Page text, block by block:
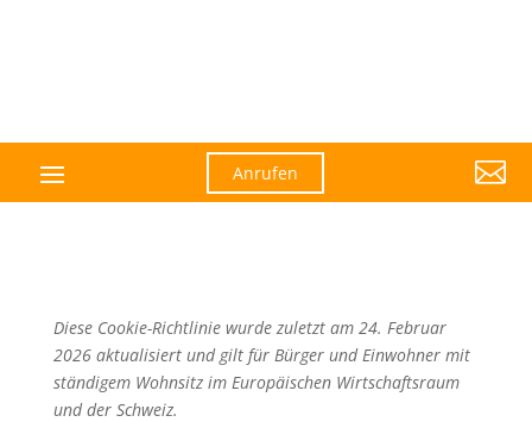
Anrufen 
Diese Cookie-Richtlinie wurde zuletzt am 24. Februar
2026 aktualisiert und gilt für Bürger und Einwohner mit
ständigem Wohnsitz im Europäischen Wirtschaftsraum
und der Schweiz.